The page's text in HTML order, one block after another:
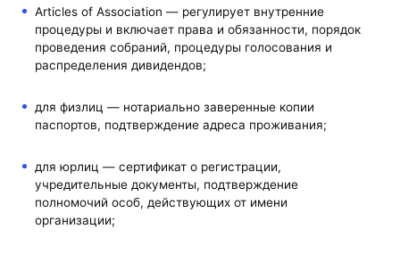
Articles of Association — регулирует внутренние
процедуры и включает права и обязанности, порядок
проведения собраний, процедуры голосования и
распределения дивидендов;
для физлиц — нотариально заверенные копии
паспортов, подтверждение адреса проживания;
для юрлиц — сертификат о регистрации,
учредительные документы, подтверждение
полномочий особ, действующих от имени
организации;